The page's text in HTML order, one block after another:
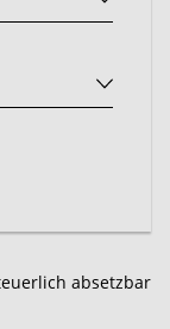
absetzbar